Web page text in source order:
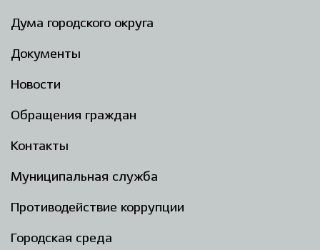
Дума городского округа
Документы
Новости
Обращения граждан
Контакты
Муниципальная служба
Противодействие коррупции
Городская среда